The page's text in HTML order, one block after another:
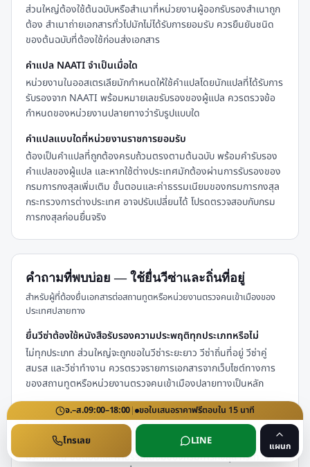
ส่วนใหญ่ต้องใช้ต้นฉบับหรือสำเนาที่หน่วยงานผู้ออกรับรองสำเนาถูก
ต้อง สำเนาถ่ายเอกสารทั่วไปมักไม่ได้รับการยอมรับ ควรยืนยันชนิด
ของต้นฉบับที่ต้องใช้ก่อนส่งเอกสาร
คำแปล NAATI จำเป็นเมื่อใด
หน่วยงานในออสเตรเลียมักกำหนดให้ใช้คำแปลโดยนักแปลที่ได้รับการ
รับรองจาก NAATI พร้อมหมายเลขรับรองของผู้แปล ควรตรวจข้อ
กำหนดของหน่วยงานปลายทางว่ารับรูปแบบใด
คำแปลแบบใดที่หน่วยงานราชการยอมรับ
ต้องเป็นคำแปลที่ถูกต้องครบถ้วนตรงตามต้นฉบับ พร้อมคำรับรอง
คำแปลของผู้แปล และหากใช้ต่างประเทศมักต้องผ่านการรับรองของ
กรมการกงสุลเพิ่มเติม ขั้นตอนและค่าธรรมเนียมของกรมการกงสุล
กระทรวงการต่างประเทศ อาจปรับเปลี่ยนได้ โปรดตรวจสอบกับกรม
การกงสุลก่อนยื่นจริง
คำถามที่พบบ่อย — ใช้ยื่นวีซ่าและถิ่นที่อยู่
สำหรับผู้ที่ต้องยื่นเอกสารต่อสถานทูตหรือหน่วยงานตรวจคนเข้าเมืองของ
ประเทศปลายทาง
ยื่นวีซ่าต้องใช้หนังสือรับรองความประพฤติทุกประเภทหรือไม่
ไม่ทุกประเภท ส่วนใหญ่จะถูกขอในวีซ่าระยะยาว วีซ่าถิ่นที่อยู่ วีซ่าคู่
สมรส และวีซ่าทำงาน ควรตรวจรายการเอกสารจากเว็บไซต์ทางการ
ของสถานทูตหรือหน่วยงานตรวจคนเข้าเมืองปลายทางเป็นหลัก
เอกสารไทยต้องผ่านการรับรองกี่ชั้นก่อนใช้ยื่นวีซ่า
โดยทั่วไปคือ แปล → รับรองคำแปลโดยกรมการกงสุล → รับรองโดย
สถานทูตปลายทาง (บางประเทศ) จำนวนชั้นขึ้นกับข้อกำหนดของ
ประเทศนั้น ขั้นตอนและค่าธรรมเนียมของกรมการกงสุล กระทรวง
จ.–ส.09:00–18:00| ขอใบเสนอราคาฟรีตอบใน 15 นาที
โทรเลย LINE แผนก